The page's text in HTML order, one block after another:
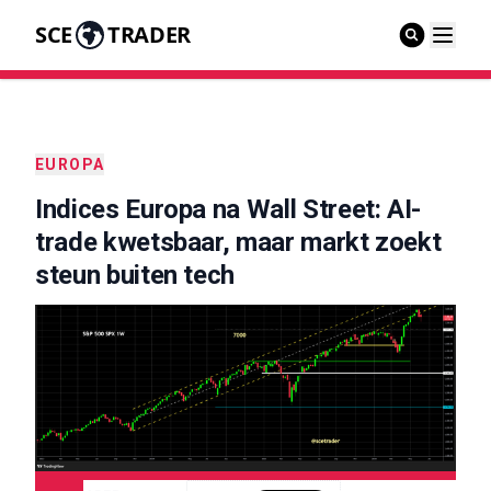
SCE TRADER
EUROPA
Indices Europa na Wall Street: AI-
trade kwetsbaar, maar markt zoekt
steun buiten tech